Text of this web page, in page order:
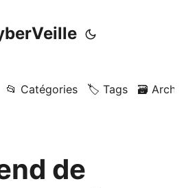
📂 Catégories 🏷️ Tags 🗃️
de